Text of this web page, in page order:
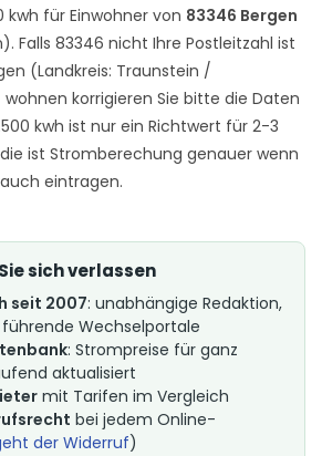
kwh für Einwohner von 83346 Bergen
Falls 83346 nicht Ihre Postleitzahl ist
(Landkreis: Traunstein /
wohnen korrigieren Sie bitte die Daten
kwh ist nur ein Richtwert für 2-3
ist Stromberechung genauer wenn
eintragen.
sich verlassen
seit 2007: unabhängige Redaktion,
Wechselportale
: Strompreise für ganz
aktualisiert
mit Tarifen im Vergleich
bei jedem Online-
der Widerruf)